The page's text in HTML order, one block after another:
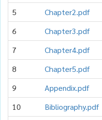
5
Chapter2.pdf
6
Chapter3.pdf
7
Chapter4.pdf
8
Chapter5.pdf
9
Appendix.pdf
10
Bibliography.pdf